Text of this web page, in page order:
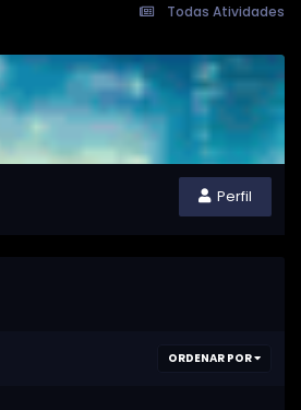
Todas Atividades
Perfil
ORDENAR POR